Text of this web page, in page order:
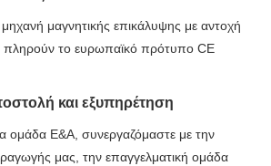
μαγνητικής επικάλυψης με αντοχή
πληρούν το ευρωπαϊκό πρότυπο CE
και εξυπηρέτηση
ομάδα Ε&Α, συνεργαζόμαστε με την
μας, την επαγγελματική ομάδα